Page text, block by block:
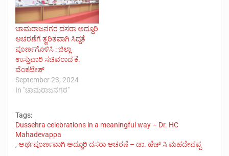
ಚಾಮರಾಜನಗರ ದಸರಾ ಅದ್ದೂರಿ
ಆಚರಣೆಗೆ ತ್ವರಿತವಾಗಿ ಸಿದ್ದತೆ
ಪೂರ್ಣಗೊಳಿಸಿ : ಜಿಲ್ಲಾ
ಉಸ್ತುವಾರಿ ಸಚಿವರಾದ ಕೆ.
ವೆಂಕಟೇಶ್
September 23, 2024
In "ಚಾಮರಾಜನಗರ"
Tags:
Dussehra celebrations in a meaningful way – Dr. HC
Mahadevappa
, ಅರ್ಥಪೂರ್ಣವಾಗಿ ಅದ್ದೂರಿ ದಸರಾ ಆಚರಣೆ – ಡಾ. ಹೆಚ್ ಸಿ ಮಹದೇವಪ್ಪ